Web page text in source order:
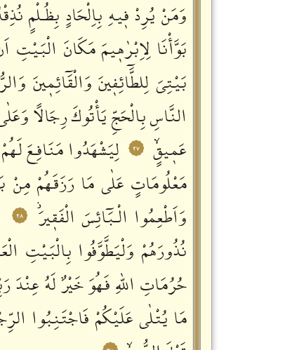
وَمَنْ يُرِدْ فٖيهِ بِاِلْحَادٍ بِظُـلْمٍ
بَوَّأْنَا لِاِبْرٰهٖيمَ مَكَانَ
بَيْتِيَ لِلطَّٓائِفٖينَ وَالْقَٓائِمٖينَ
النَّاسِ بِالْحَجِّ يَأْتُوكَ رِجَالاً
عَمٖيقٍۙ
٢٧
لِيَشْهَدُوا مَنَافِـعَ
مَعْلُومَاتٍ عَلٰى مَا رَزَقَهُمْ مِنْ
وَاَطْعِمُوا الْـبَٓائِسَ الْفَقٖيرَؗ
٢٨
نُذُورَهُمْ وَلْيَطَّوَّفُوا بِالْبَيْتِ
حُرُمَاتِ اللّٰهِ فَهُوَ خَيْرٌ لَهُ عِنْدَ
مَا يُتْلٰى عَلَيْكُمْ فَاجْتَنِبُوا